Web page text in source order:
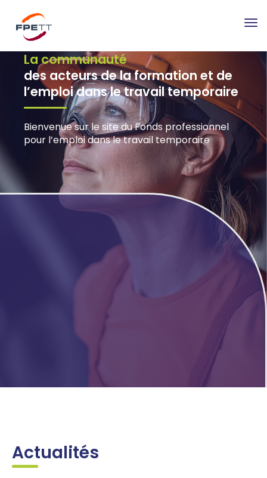
La communauté
des acteurs de la formation et de
l’emploi dans le travail temporaire
Bienvenue sur le site du Fonds professionnel
pour l’emploi dans le travail temporaire
Actualités